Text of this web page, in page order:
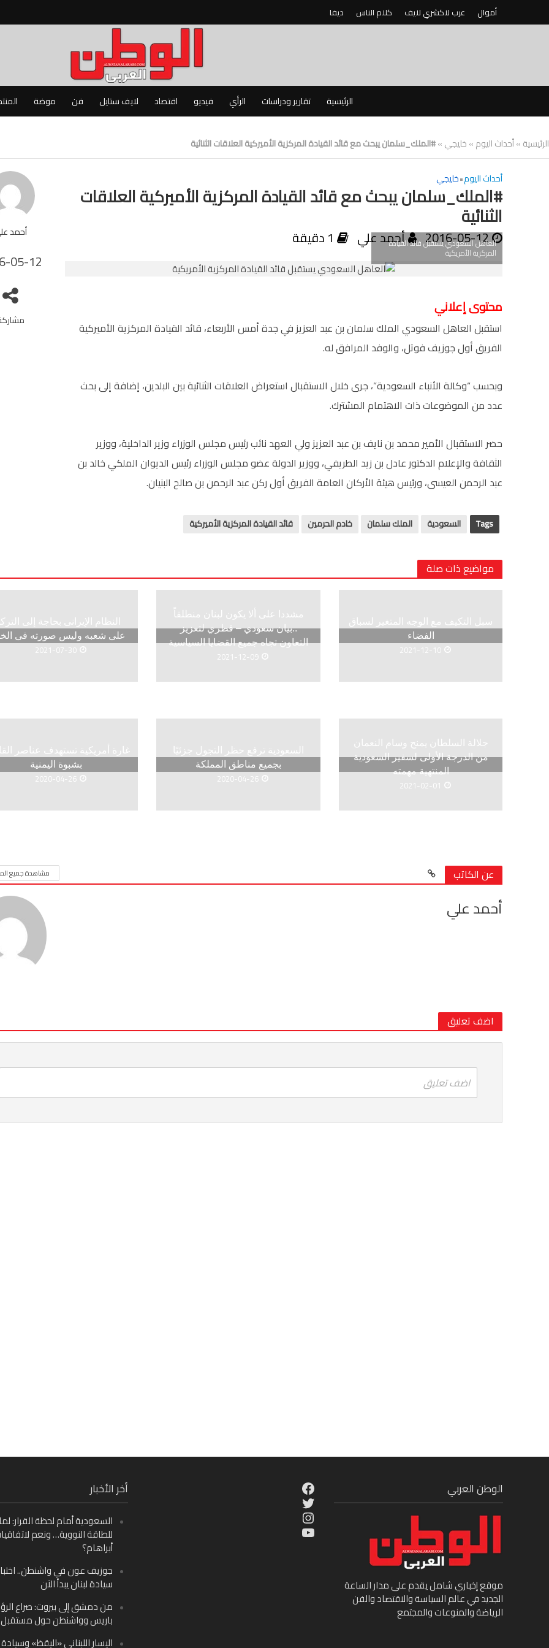
أموال عرب لاكشري لايف كلام الناس ديفا
الرئيسية تقارير ودراسات الرأي فيديو اقتصاد لايف ستايل فن موضة
الرئيسية»أحداث اليوم»خليجي»#الملك_سلمان يبحث مع قائد القيادة المركزية الأميركية العلاقات الثنائية
أحمد
05-12
أحداث اليوم•خليجي
#الملك_سلمان يبحث مع قائد القيادة المركزية الأميركية العلاقات
الثنائية
2016-05-12 أحمد علي 1 دقيقة العاهل السعودي يستقبل قائد القيادة
المركزية الأمريكية
محتوى إعلاني
استقبل العاهل السعودي الملك سلمان بن عبد العزيز في جدة أمس الأربعاء، قائد القيادة المركزية الأميركية
الفريق أول جوزيف فوتل، والوفد المرافق له.
وبحسب “وكالة الأنباء السعودية”، جرى خلال الاستقبال استعراض العلاقات الثنائية بين البلدين، إضافة إلى بحث
عدد من الموضوعات ذات الاهتمام المشترك.
حضر الاستقبال الأمير محمد بن نايف بن عبد العزيز ولي العهد نائب رئيس مجلس الوزراء وزير الداخلية، ووزير
الثقافة والإعلام الدكتور عادل بن زيد الطريفي، ووزير الدولة عضو مجلس الوزراء رئيس الديوان الملكي خالد بن
عبد الرحمن العيسى، ورئيس هيئة الأركان العامة الفريق أول ركن عبد الرحمن بن صالح البنيان.
Tags السعودية الملك سلمان خادم الحرمين قائد القيادة المركزية الأميركية
مواضيع ذات صلة
سبل التكيف مع الوجه المتغير لسباق
الفضاء
2021-12-10
مشددا على ألا يكون لبنان منطلقاً
..بيان سعودي – قطري لتعزيز
التعاون تجاه جميع القضايا السياسية
2021-12-09
النظام الإيرانى بحاجة إلى
على شعبه وليس صورته فى
2021-07-30
جلالة السلطان يمنح وسام النعمان
من الدرجة الأولى لسفير السعودية
المنتهية مهمته
2021-02-01
السعودية ترفع حظر التجول جزئيًا
بجميع مناطق المملكة
2020-04-26
غارة أمريكية تستهدف عناصر
بشبوة اليمنية
2020-04-26
عن الكاتب مشاهدة جميع
أحمد علي
اضف تعليق
اضف تعليق
أخر الأخبار
السعودية أمام لحظة القرار:
للطاقة النووية… ونعم
أبراهام؟
جوزيف عون في واشنطن..
سيادة لبنان يبدأ الآن
من دمشق إلى بيروت: صراع
باريس وواشنطن حول مستقبل
اليسار اللبناني «اليقظ»
Facebook
Twitter
Instagram
YouTube
الوطن العربي
موقع إخباري شامل يقدم على مدار الساعة
الجديد في عالم السياسة والاقتصاد والفن
الرياضة والمنوعات والمجتمع